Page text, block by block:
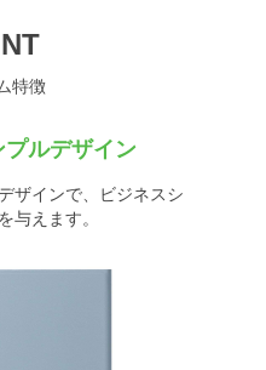
特徴
ルデザイン
ザインで、ビジネスシ
与えます。